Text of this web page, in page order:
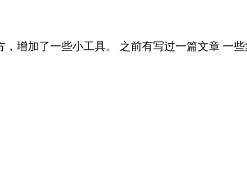
增加了一些小工具。 之前有写过一篇文章 一